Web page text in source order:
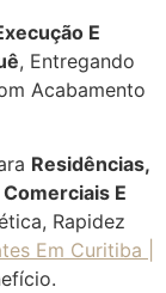
E
, Entregando
Acabamento
Residências,
E
Rapidez
Em Curitiba |